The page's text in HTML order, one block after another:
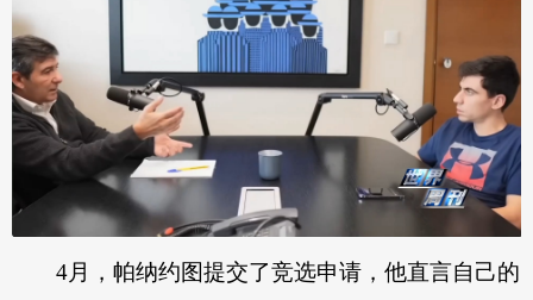
4月，帕纳约图提交了竞选申请，他直言自己的